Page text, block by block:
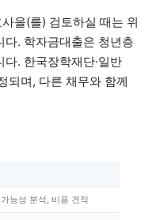
을(를) 검토하실 때는 위
. 학자금대출은 청년층
. 한국장학재단·일반
되며, 다른 채무와 함께
능성 분석, 비용 견적